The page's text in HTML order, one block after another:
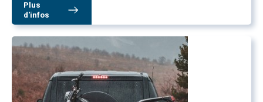
Plus
d'infos